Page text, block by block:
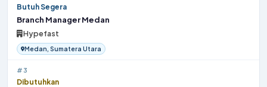
Butuh Segera
Branch Manager Medan
Hypefast
Medan, Sumatera Utara
#3
Dibutuhkan